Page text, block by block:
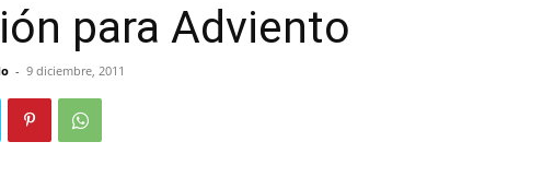
para Adviento
- 9 diciembre, 2011